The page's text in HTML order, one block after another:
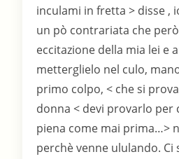
inculami in fretta > disse ,
un pò contrariata che
eccitazione della mia lei e
metterglielo nel culo,
primo colpo, < che si
donna < devi provarlo per
piena come mai prima…>
perchè venne ululando. Ci